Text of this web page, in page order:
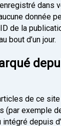
dans
donnée
de la
bout d’un jour.
de ce
(par exemple
depuis